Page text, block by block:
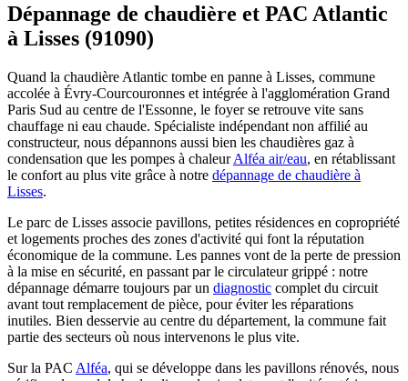
Dépannage de chaudière et PAC Atlantic
à Lisses (91090)
Quand la chaudière Atlantic tombe en panne à Lisses, commune
accolée à Évry-Courcouronnes et intégrée à l'agglomération Grand
Paris Sud au centre de l'Essonne, le foyer se retrouve vite sans
chauffage ni eau chaude. Spécialiste indépendant non affilié au
constructeur, nous dépannons aussi bien les chaudières gaz à
condensation que les pompes à chaleurAlféa air/eau, en rétablissant
le confort au plus vite grâce à notre dépannage de chaudière à
Lisses.
Le parc de Lisses associe pavillons, petites résidences en copropriété
et logements proches des zones d'activité qui font la réputation
économique de la commune. Les pannes vont de la perte de pression
à la mise en sécurité, en passant par le circulateur grippé : notre
dépannage démarre toujours par un diagnostic complet du circuit
avant tout remplacement de pièce, pour éviter les réparations
inutiles. Bien desservie au centre du département, la commune fait
partie des secteurs où nous intervenons le plus vite.
Sur la PAC Alféa, qui se développe dans les pavillons rénovés, nous